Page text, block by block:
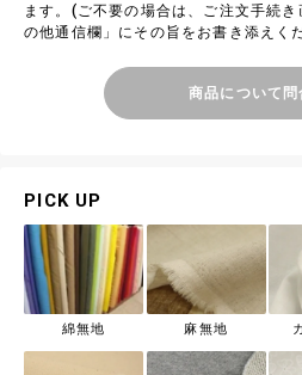
ます。(ご不要の場合は、ご注文手続
の他通信欄」にその旨をお書き添えく
商品について問
PICK UP
綿無地 麻無地